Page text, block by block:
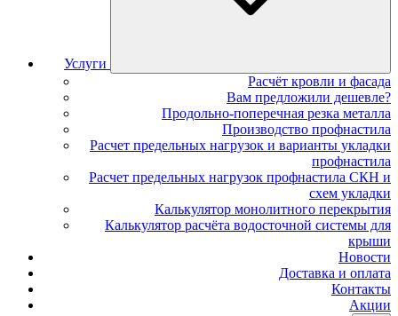
Услуги
Расчёт кровли и фасада
Вам предложили дешевле?
Продольно-поперечная резка металла
Производство профнастила
Расчет предельных нагрузок и варианты укладки
профнастила
Расчет предельных нагрузок профнастила СКН и
схем укладки
Калькулятор монолитного перекрытия
Калькулятор расчёта водосточной системы для
крыши
Новости
Доставка и оплата
Контакты
Акции